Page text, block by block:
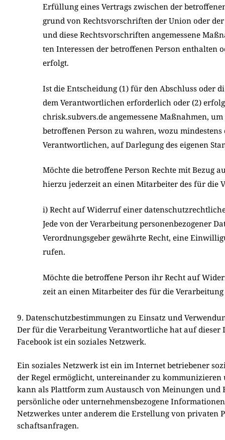
Erfül­lung eines Ver­trags zwi­schen der
grund von Rechts­vor­schrif­ten der Uni­on oder
und die­se Rechts­vor­schrif­ten ange­mes­se­ne
ten Inter­es­sen der betrof­fe­nen Per­son
erfolgt.
Ist die Ent­schei­dung (1) für den Abschluss oder
dem Ver­ant­wort­li­chen erfor­der­lich oder (2)
chrisk.subvers.de ange­mes­se­ne Maß­nah­men,
betrof­fe­nen Per­son zu wah­ren, wozu
Ver­ant­wort­li­chen, auf Dar­le­gung des eige­nen
Möch­te die betrof­fe­ne Per­son Rech­te mit Bezug
hier­zu jeder­zeit an einen Mit­ar­bei­ter des für die
i) Recht auf Widerruf einer
Jede von der Ver­ar­bei­tung per­so­nen­be­zo­ge­ner
Ver­ord­nungs­ge­ber gewähr­te Recht, eine
ru­fen.
Möch­te die betrof­fe­ne Per­son ihr Recht auf
zeit an einen Mit­ar­bei­ter des für die
9. Datenschutzbestimmungen zu Einsatz und
Der für die Ver­ar­bei­tung Ver­ant­wort­li­che hat auf die­ser
Face­book ist ein sozia­les Netz­werk.
Ein sozia­les Netz­werk ist ein im Inter­net betrie­be­ner
der Regel ermög­licht, unter­ein­an­der zu
kann als Platt­form zum Aus­tausch von Mei­nun­gen
per­sön­li­che oder unter­neh­mens­be­zo­ge­ne
Netz­wer­kes unter ande­rem die Erstel­lung von pri­va­ten
schafts­an­fra­gen.